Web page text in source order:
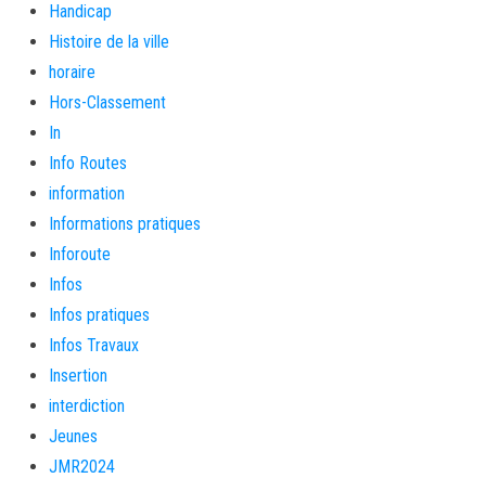
Handicap
Histoire de la ville
horaire
Hors-Classement
In
Info Routes
information
Informations pratiques
Inforoute
Infos
Infos pratiques
Infos Travaux
Insertion
interdiction
Jeunes
JMR2024